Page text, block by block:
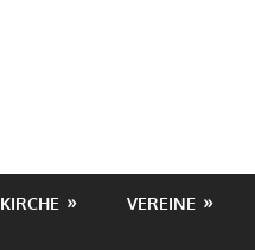
KIRCHE VEREINE